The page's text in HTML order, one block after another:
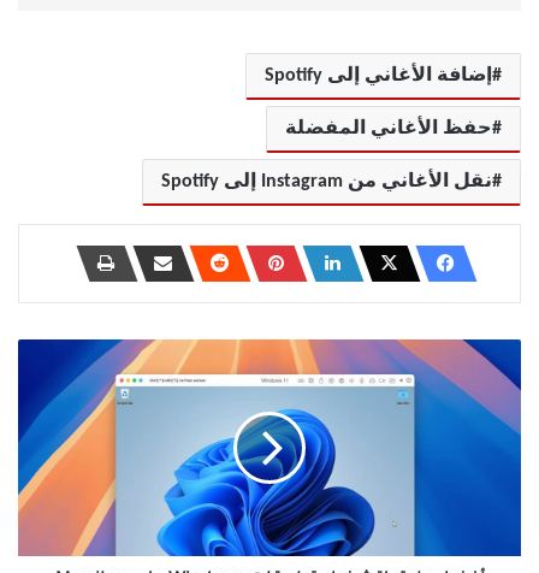
إضافة الأغاني إلى Spotify
حفظ الأغاني المفضلة
نقل الأغاني من Instagram إلى Spotify
طرق
لتشغيل
تطبيقات